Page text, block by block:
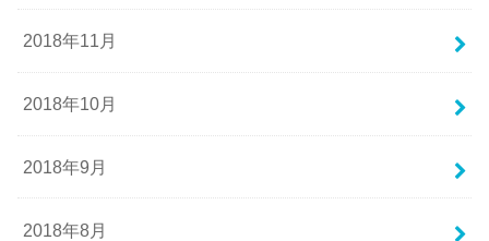
2018年11月
2018年10月
2018年9月
2018年8月